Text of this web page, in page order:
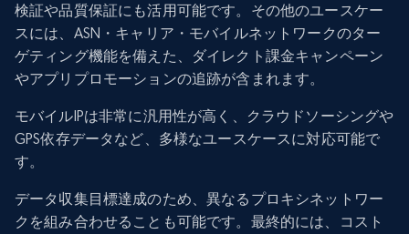
検証や品質保証にも活用可能です。その他のユースケー
スには、ASN・キャリア・モバイルネットワークのター
ゲティング機能を備えた、ダイレクト課金キャンペーン
やアプリプロモーションの追跡が含まれます。
モバイルIPは非常に汎用性が高く、クラウドソーシングや
GPS依存データなど、多様なユースケースに対応可能で
す。
データ収集目標達成のため、異なるプロキシネットワー
クを組み合わせることも可能です。最終的には、コスト